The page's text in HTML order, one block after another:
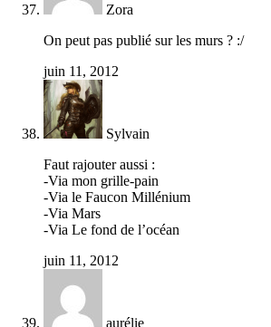
Zora
On peut pas publié sur les murs ? :/
juin 11, 2012
Sylvain
Faut rajouter aussi :
-Via mon grille-pain
-Via le Faucon Millénium
-Via Mars
-Via Le fond de l’océan
juin 11, 2012
aurélie